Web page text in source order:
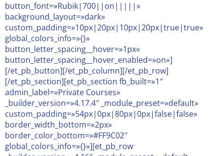
button_font=»Rubik|700||on|||||»
background_layout=»dark»
custom_padding=»10px|20px|10px|20px|true|true»
global_colors_info=»{}»
button_letter_spacing__hover=»1px»
button_letter_spacing__hover_enabled=»on»]
[/et_pb_button][/et_pb_column][/et_pb_row]
[/et_pb_section][et_pb_section fb_built=»1″
admin_label=»Private Courses»
_builder_version=»4.17.4″ _module_preset=»default»
custom_padding=»54px|0px|80px|0px|false|false»
border_width_bottom=»2px»
border_color_bottom=»#FF9C02″
global_colors_info=»{}»][et_pb_row